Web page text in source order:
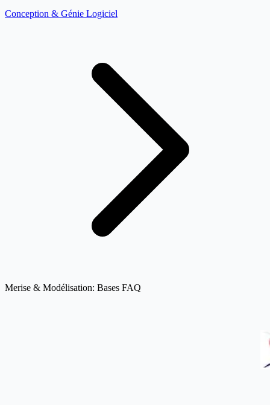
Conception & Génie Logiciel
Merise & Modélisation: Bases FAQ